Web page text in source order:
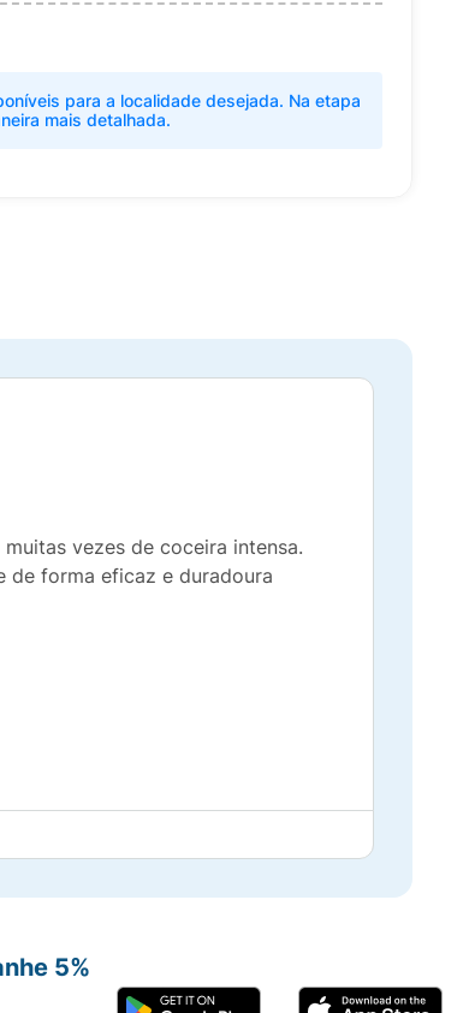
para a localidade desejada. Na etapa
mais detalhada.
vezes de coceira intensa.
de forma eficaz e duradoura
5%